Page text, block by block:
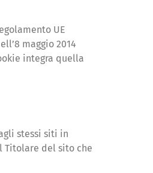
UE
maggio 2014
integra quella
stessi siti in
Titolare del sito che